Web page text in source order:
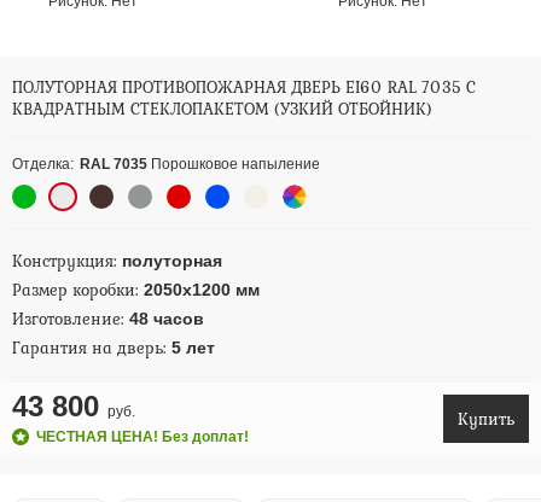
ПОЛУТОРНАЯ ПРОТИВОПОЖАРНАЯ ДВЕРЬ EI60 RAL 7035 С
КВАДРАТНЫМ СТЕКЛОПАКЕТОМ (УЗКИЙ ОТБОЙНИК)
Отделка: RAL 7035 Порошковое напыление
Конструкция: полуторная
Размер коробки: 2050х1200 мм
Изготовление: 48 часов
Гарантия на дверь: 5 лет
43 800 руб.
ЧЕСТНАЯ ЦЕНА! Без доплат!
Купить